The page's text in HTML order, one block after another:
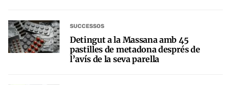
SUCCESSOS
Detingut a la Massana amb 45
pastilles de metadona després de
l’avís de la seva parella